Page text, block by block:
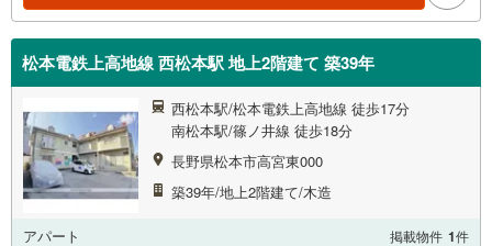
松本電鉄上高地線 西松本駅 地上2階建て 築39年
西松本駅/松本電鉄上高地線 徒歩17分
南松本駅/篠ノ井線 徒歩18分
長野県松本市高宮東000
築39年/地上2階建て/木造
アパート 掲載物件 1件